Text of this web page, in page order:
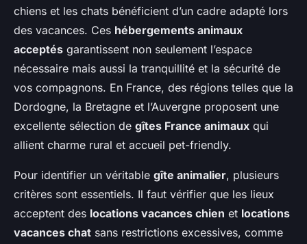
chiens et les chats bénéficient d’un cadre adapté lors
des vacances. Ces hébergements animaux
acceptés garantissent non seulement l’espace
nécessaire mais aussi la tranquillité et la sécurité de
vos compagnons. En France, des régions telles que la
Dordogne, la Bretagne et l’Auvergne proposent une
excellente sélection de gîtes France animaux qui
allient charme rural et accueil pet-friendly.
Pour identifier un véritable gîte animalier, plusieurs
critères sont essentiels. Il faut vérifier que les lieux
acceptent des locations vacances chien et locations
vacances chat sans restrictions excessives, comme